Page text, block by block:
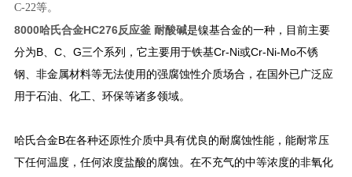
C-22等。
8000哈氏合金HC276反应釜 耐酸碱是镍基合金的一种，目前主要
分为B、C、G三个系列，它主要用于铁基Cr-Ni或Cr-Ni-Mo不锈
钢、非金属材料等无法使用的强腐蚀性介质场合，在国外已广泛应
用于石油、化工、环保等诸多领域。
哈氏合金B在各种还原性介质中具有优良的耐腐蚀性能，能耐常压
下任何温度，任何浓度盐酸的腐蚀。在不充气的中等浓度的非氧化